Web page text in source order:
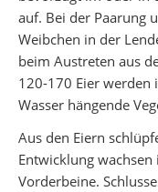
auf. Bei der Paarung
Weibchen in der
beim Austreten aus
120-170 Eier werden
Wasser hängende
Aus den Eiern
Entwicklung
Vorderbeine.